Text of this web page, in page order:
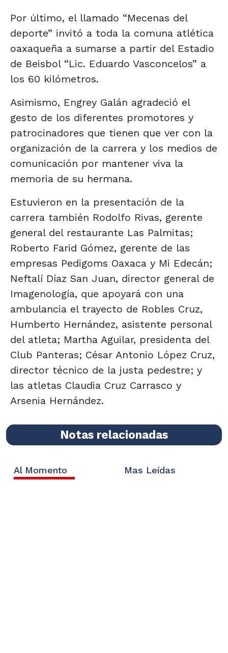
Por último, el llamado “Mecenas del
deporte” invitó a toda la comuna atlética
oaxaqueña a sumarse a partir del Estadio
de Beisbol “Lic. Eduardo Vasconcelos” a
los 60 kilómetros.
Asimismo, Engrey Galán agradeció el
gesto de los diferentes promotores y
patrocinadores que tienen que ver con la
organización de la carrera y los medios de
comunicación por mantener viva la
memoria de su hermana.
Estuvieron en la presentación de la
carrera también Rodolfo Rivas, gerente
general del restaurante Las Palmitas;
Roberto Farid Gómez, gerente de las
empresas Pedigoms Oaxaca y Mi Edecán;
Neftalí Díaz San Juan, director general de
Imagenología, que apoyará con una
ambulancia el trayecto de Robles Cruz,
Humberto Hernández, asistente personal
del atleta; Martha Aguilar, presidenta del
Club Panteras; César Antonio López Cruz,
director técnico de la justa pedestre; y
las atletas Claudia Cruz Carrasco y
Arsenia Hernández.
Notas relacionadas
Al Momento Mas Leídas